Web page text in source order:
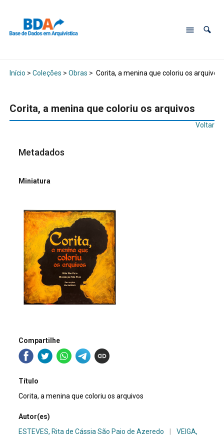
Início > Coleções > Obras > Corita, a menina que coloriu os arquivos
Corita, a menina que coloriu os arquivos
Voltar
Metadados
Miniatura
Compartilhe
Título
Corita, a menina que coloriu os arquivos
Autor(es)
ESTEVES, Rita de Cássia São Paio de Azeredo
VEIGA,